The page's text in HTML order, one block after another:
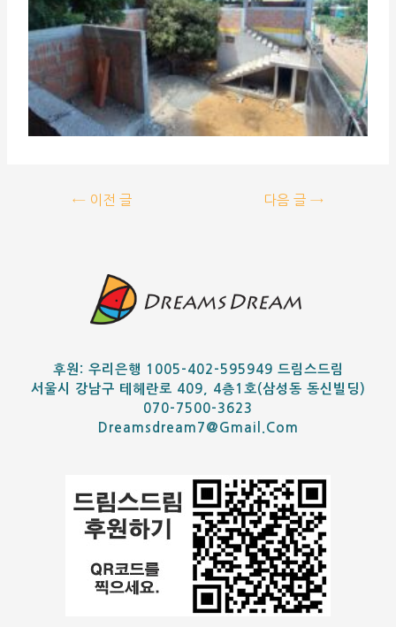
←이전 글 다음 글→
후원: 우리은행 1005-402-595949 드림스드림
서울시 강남구 테헤란로 409, 4층1호(삼성동 동신빌딩)
070-7500-3623
Dreamsdream7@gmail.com